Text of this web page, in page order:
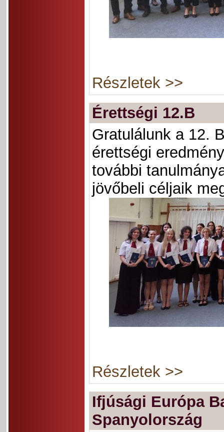
Részletek >>
Érettségi 12.B
Gratulálunk a 12.
érettségi
további
jövőbeli céljaik
Részletek >>
Ifjúsági Európa
Spanyolország